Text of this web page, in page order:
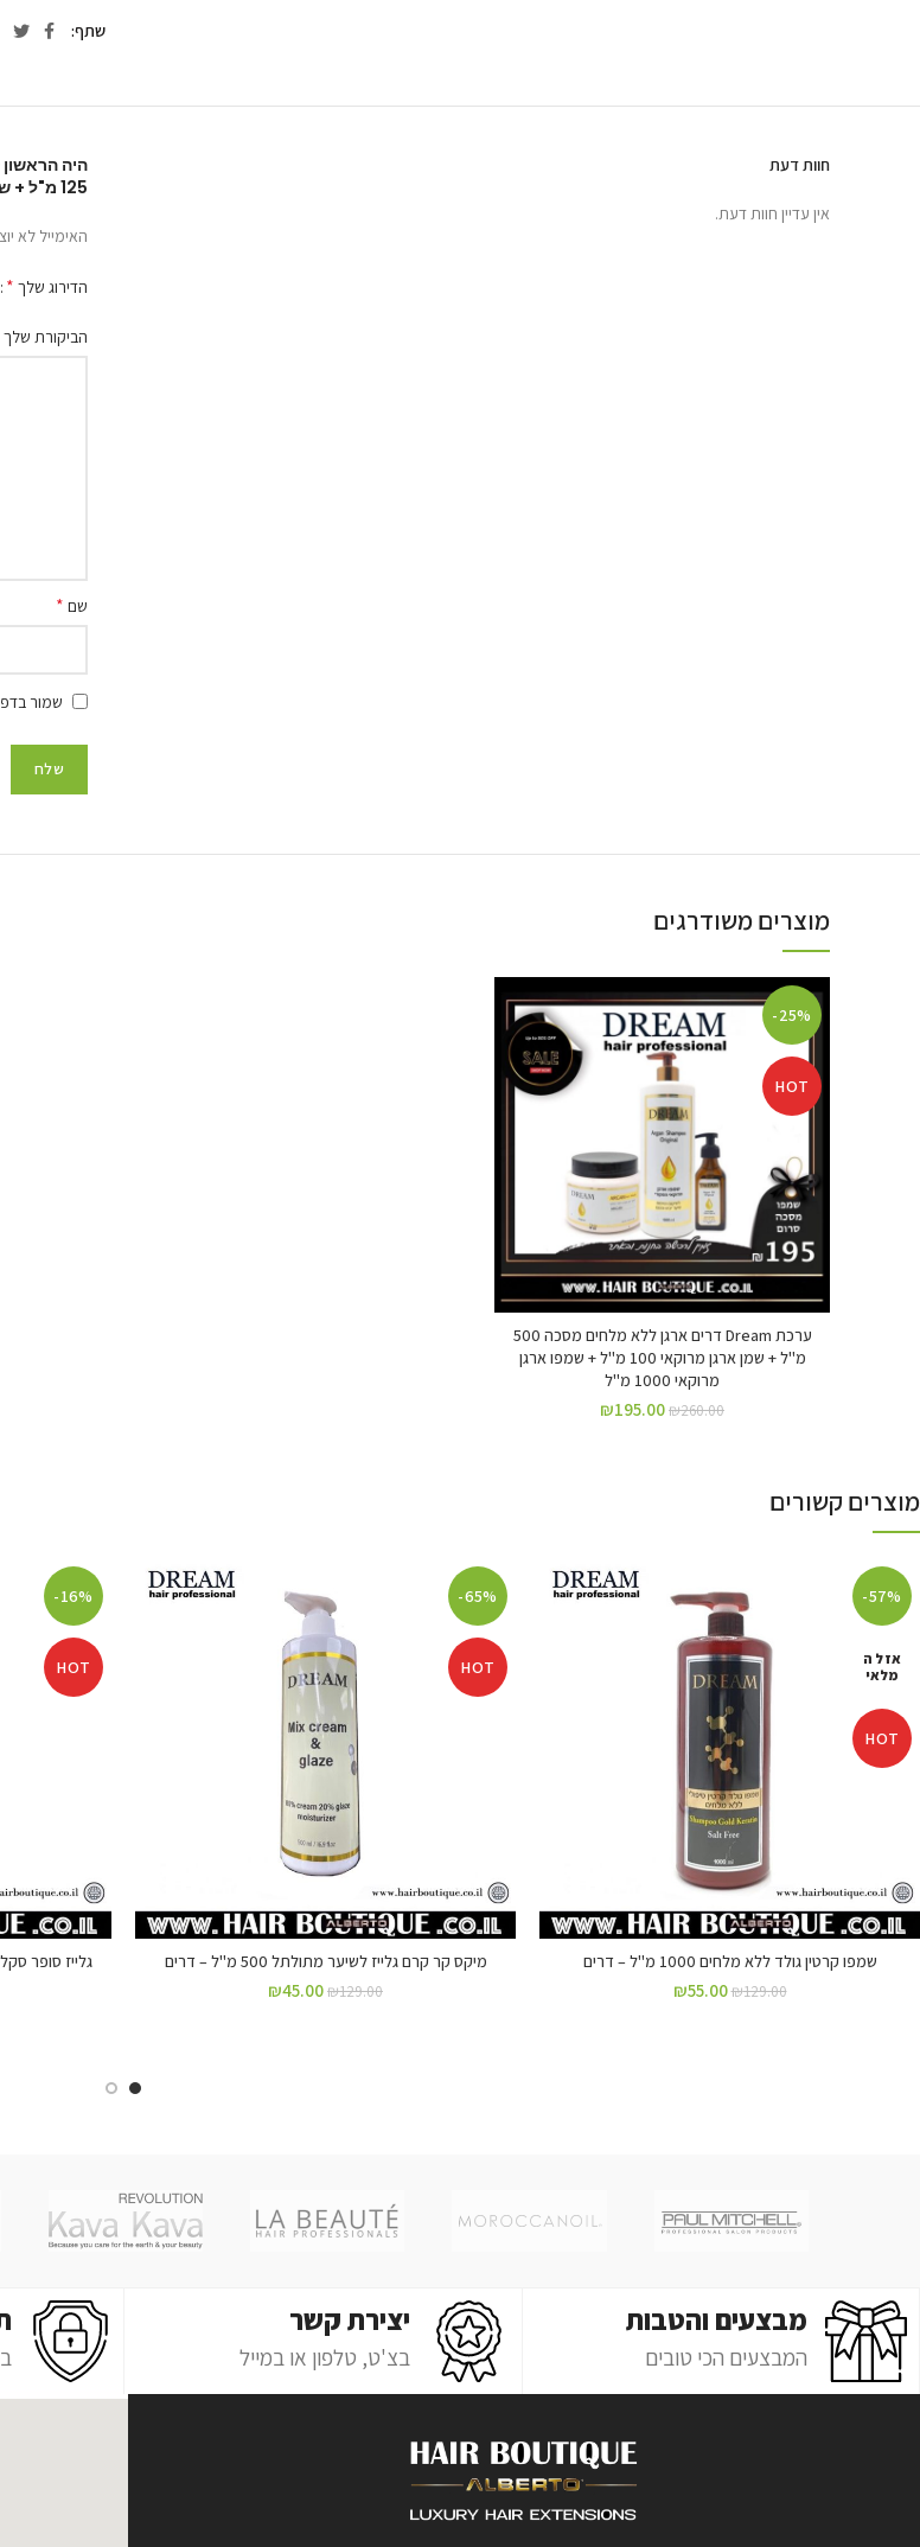
שתף
חוות דעת
אין עדיין חוות דעת.
125 מ"ל + שמפו 1000 מ"ל +ספרי סיליקון 250מ״ל”
האימייל לא
הדירוג שלך *
הביקורת שלך
שם *
שמור
מוצרים משודרגים
-25%
HOT
ערכת Dream דרים ארגן ללא מלחים מסכה 500
מ"ל + שמן ארגן מרוקאי 100 מ"ל + שמפו ארגן
מרוקאי 1000 מ"ל
₪260.00
₪195.00
מוצרים קשורים
-57%
אזל ה
מלאי
HOT
שמפו קרטין גולד ללא מלחים 1000 מ"ל – דרים
₪129.00
₪55.00
-65%
HOT
מיקס קר קרם גלייז לשיער מתולתל 500 מ"ל – דרים
₪129.00
₪45.00
-16%
HOT
מבצעים והטבות
המבצעים הכי טובים
יצירת קשר
בצ'ט, טלפון או במייל